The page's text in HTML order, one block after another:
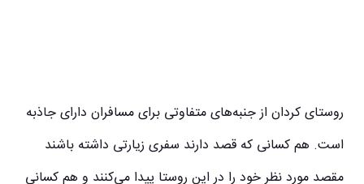
روستای کردان از جنبه‌های متفاوتی برای مسافران دارای جاذبه
است. هم کسانی که قصد دارند سفری زیارتی داشته باشند
مقصد مورد نظر خود را در این روستا پیدا می‌کنند و هم کسانی